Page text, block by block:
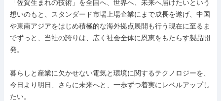
「佐賀生まれの技術」を全国へ、世界へ、未来へ届けたいという
想いのもと、スタンダード市場上場企業にまで成長を遂げ、中国
や東南アジアをはじめ積極的な海外拠点展開も行う現在に至るま
でずっと、当社の誇りは、広く社会全体に恩恵をもたらす製品開
発。
暮らしと産業に欠かせない電気と環境に関するテクノロジーを、
今日より明日、さらに未来へと、一歩ずつ着実にレベルアップし
たい。